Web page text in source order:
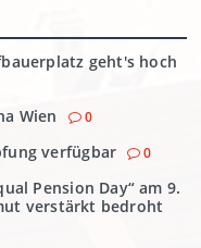
geht's hoch
Wien 0
verfügbar 0
Pension Day“ am 9.
verstärkt bedroht